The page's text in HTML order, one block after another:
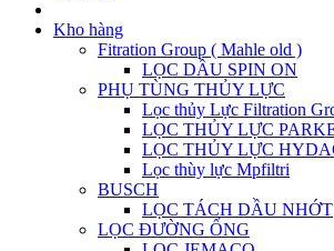
Kho hàng
Fitration Group ( Mahle old )
LỌC DẦU SPIN ON
PHỤ TÙNG THỦY LỰC
Lọc thủy Lực Filtration
LỌC THỦY LỰC
LỌC THỦY LỰC
Lọc thùy lực Mpfiltri
BUSCH
LỌC TÁCH DẦU NHỚT
LỌC ĐƯỜNG ỐNG